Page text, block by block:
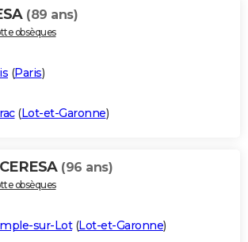
(89 ans)
obsèques
(Paris)
(Lot-et-Garonne)
(96 ans)
obsèques
sur-Lot(Lot-et-Garonne)